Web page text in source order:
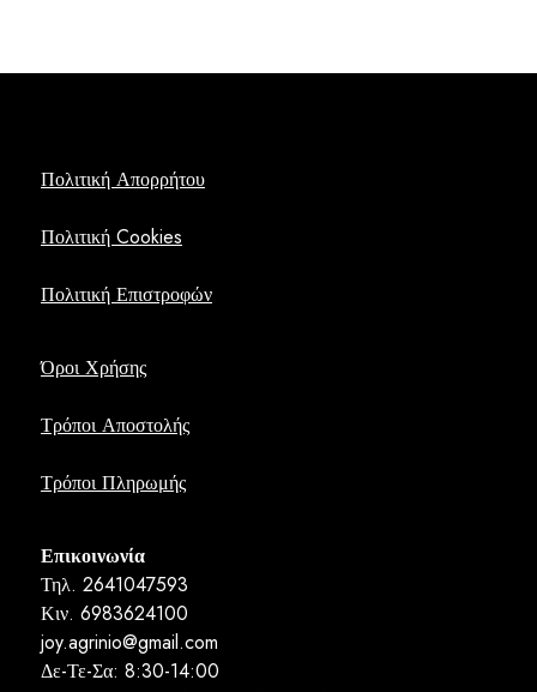
Πολιτική Απορρήτου
Πολιτική Cookies
Πολιτική Επιστροφών
Όροι Χρήσης
Τρόποι Αποστολής
Τρόποι Πληρωμής
Επικοινωνία
Τηλ. 2641047593
Κιν. 6983624100
joy.agrinio@gmail.com
Δε-Τε-Σα: 8:30-14:00